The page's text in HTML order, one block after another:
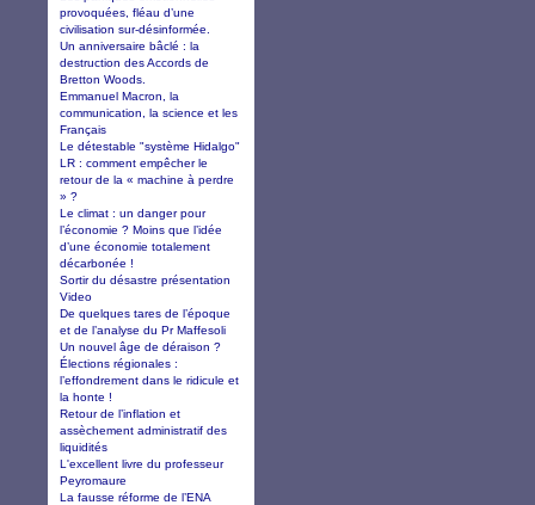
provoquées, fléau d’une
civilisation sur-désinformée.
Un anniversaire bâclé : la
destruction des Accords de
Bretton Woods.
Emmanuel Macron, la
communication, la science et les
Français
Le détestable "système Hidalgo"
LR : comment empêcher le
retour de la « machine à perdre
» ?
Le climat : un danger pour
l’économie ? Moins que l’idée
d’une économie totalement
décarbonée !
Sortir du désastre présentation
Video
De quelques tares de l’époque
et de l’analyse du Pr Maffesoli
Un nouvel âge de déraison ?
Élections régionales :
l’effondrement dans le ridicule et
la honte !
Retour de l’inflation et
assèchement administratif des
liquidités
L'excellent livre du professeur
Peyromaure
La fausse réforme de l’ENA